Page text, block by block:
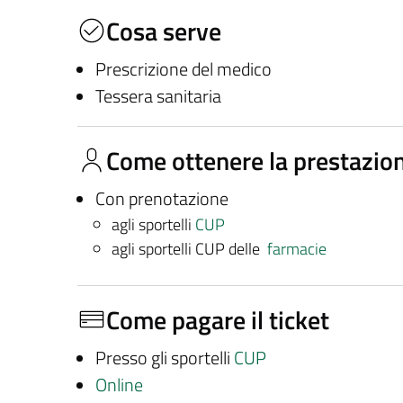
Cosa serve
Prescrizione del medico
Tessera sanitaria
Come ottenere la
Con prenotazione
agli sportelli CUP
agli sportelli CUP delle farmacie
Come pagare il ticket
Presso gli sportelli CUP
Online